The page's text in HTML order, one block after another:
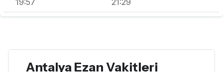
Antalya Ezan Vakitleri